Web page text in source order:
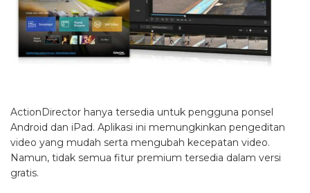
ActionDirector hanya tersedia untuk pengguna ponsel
Android dan iPad. Aplikasi ini memungkinkan pengeditan
video yang mudah serta mengubah kecepatan video.
Namun, tidak semua fitur premium tersedia dalam versi
gratis.